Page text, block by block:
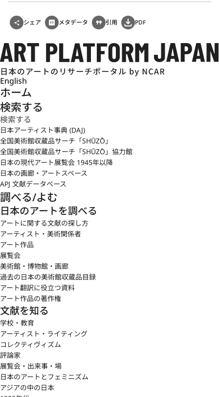
シェア メタデータ 引用 PDF
English
ホーム
検索する
日本アーティスト事典 (DAJ)
全国美術館収蔵品サーチ「SHŪZŌ」
全国美術館収蔵品サーチ「SHŪZŌ」協力館
日本の現代アート展覧会 1945年以降
日本の画廊・アートスペース
APJ 文献データベース
調べる/よむ
日本のアートを調べる
アートに関する文献の探し方
アーティスト・美術関係者
アート作品
展覧会
美術館・博物館・画廊
過去の日本の美術館収蔵品目録
アート翻訳に役立つ資料
アート作品の著作権
文献を知る
学校・教育
アーティスト・ライティング
コレクティヴィズム
評論家
展覧会・出来事・場
日本のアートとフェミニズム
アジアの中の日本